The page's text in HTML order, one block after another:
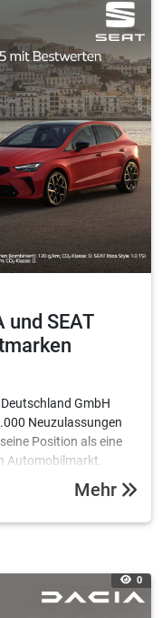
und SEAT
GmbH
Neuzulassungen
Automobilmarkt.
feiert einen Mehr